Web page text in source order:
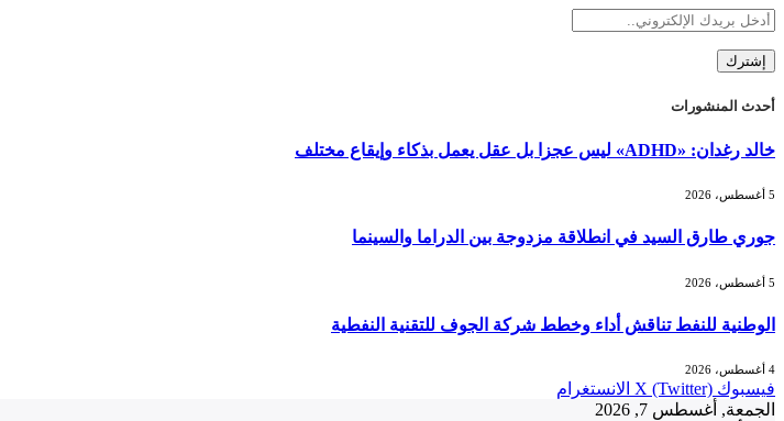
أحدث المنشورات
خالد رغدان: «ADHD» ليس عجزا بل عقل يعمل بذكاء وإيقاع مختلف
5 أغسطس، 2026
جوري طارق السيد في انطلاقة مزدوجة بين الدراما والسينما
5 أغسطس، 2026
الوطنية للنفط تناقش أداء وخطط شركة الجوف للتقنية النفطية
4 أغسطس، 2026
فيسبوك X (Twitter) الانستغرام
الجمعة, أغسطس 7, 2026